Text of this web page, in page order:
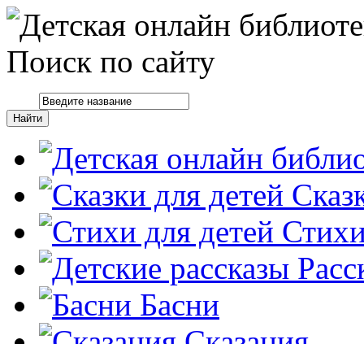
Поиск по сайту
Басни